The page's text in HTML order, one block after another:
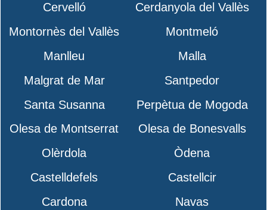
Cervelló
Cerdanyola del Vallès
Montornès del Vallès
Montmeló
Manlleu
Malla
Malgrat de Mar
Santpedor
Santa Susanna
Perpètua de Mogoda
Olesa de Montserrat
Olesa de Bonesvalls
Olèrdola
Òdena
Castelldefels
Castellcir
Cardona
Navas